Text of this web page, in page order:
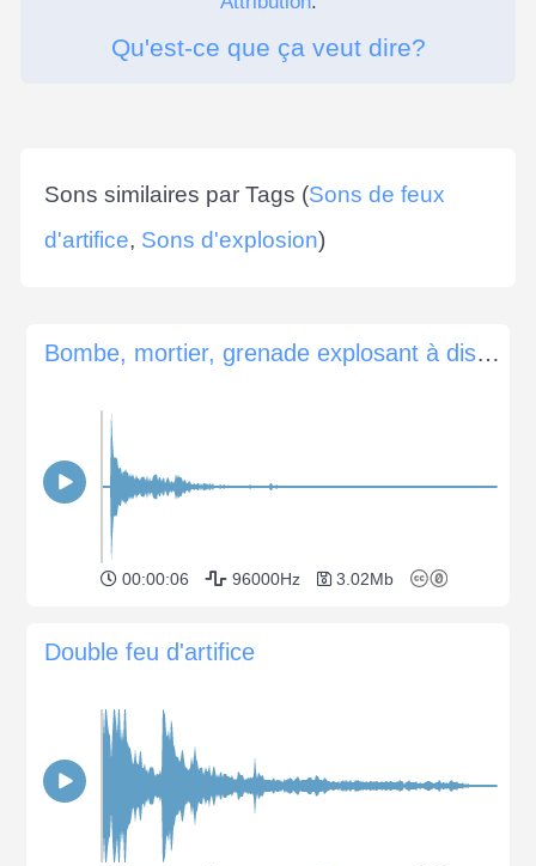
Qu'est-ce que ça veut dire?
Sons similaires par Tags (Sons de feux
d'artifice, Sons d'explosion)
Bombe, mortier, grenade explosant à distance
00:00:06 96000Hz 3.02Mb
Double feu d'artifice